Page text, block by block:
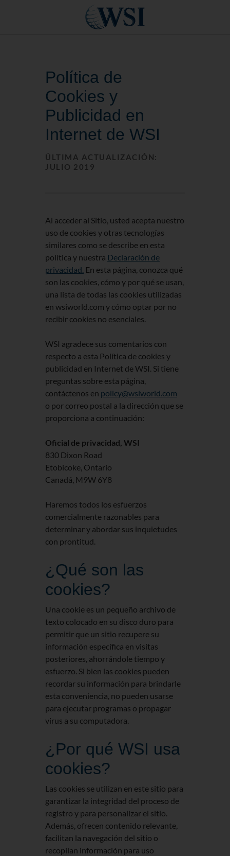
Política de
Cookies y
Publicidad en
Internet de WSI
ÚLTIMA ACTUALIZACIÓN:
JULIO 2019
Al acceder al Sitio, usted acepta nuestro
uso de cookies y otras tecnologías
similares como se describe en esta
política y nuestra Declaración de
privacidad. En esta página, conozca qué
son las cookies, cómo y por qué se usan,
una lista de todas las cookies utilizadas
en wsiworld.com y cómo optar por no
recibir cookies no esenciales.
WSI agradece sus comentarios con
respecto a esta Política de cookies y
publicidad en Internet de WSI. Si tiene
preguntas sobre esta página,
contáctenos en policy@wsiworld.com
o por correo postal a la dirección que se
proporciona a continuación:
Oficial de privacidad, WSI
830 Dixon Road
Etobicoke, Ontario
Canadá, M9W 6Y8
Haremos todos los esfuerzos
comercialmente razonables para
determinar y abordar sus inquietudes
con prontitud.
¿Qué son las
cookies?
Una cookie es un pequeño archivo de
texto colocado en su disco duro para
permitir que un sitio recupere su
información específica en visitas
posteriores, ahorrándole tiempo y
esfuerzo. Si bien las cookies pueden
recordar su información para brindarle
esta conveniencia, no pueden usarse
para ejecutar programas o propagar
virus a su computadora.
¿Por qué WSI usa
cookies?
Las cookies se utilizan en este sitio para
garantizar la integridad del proceso de
registro y para personalizar el sitio.
Además, ofrecen contenido relevante,
facilitan la navegación del sitio o
recopilan información para uso